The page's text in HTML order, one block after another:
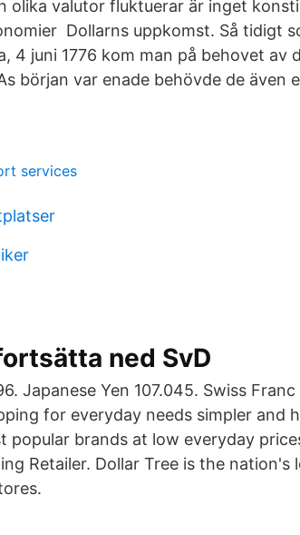
olika valutor fluktuerar är inget
Dollarns uppkomst. Så tidigt
4 juni 1776 kom man på behovet av
början var enade behövde de även
services
ned SvD
Japanese Yen 107.045. Swiss
for everyday needs simpler and
popular brands at low everyday
Retailer. Dollar Tree is the nation's